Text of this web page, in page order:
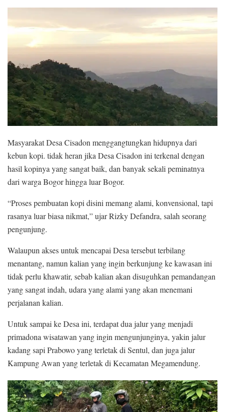
Masyarakat Desa Cisadon menggangtungkan hidupnya dari
kebun kopi. tidak heran jika Desa Cisadon ini terkenal dengan
hasil kopinya yang sangat baik, dan banyak sekali peminatnya
dari warga Bogor hingga luar Bogor.
“Proses pembuatan kopi disini memang alami, konvensional, tapi
rasanya luar biasa nikmat,” ujar Rizky Defandra, salah seorang
pengunjung.
Walaupun akses untuk mencapai Desa tersebut terbilang
menantang, namun kalian yang ingin berkunjung ke kawasan ini
tidak perlu khawatir, sebab kalian akan disuguhkan pemandangan
yang sangat indah, udara yang alami yang akan menemani
perjalanan kalian.
Untuk sampai ke Desa ini, terdapat dua jalur yang menjadi
primadona wisatawan yang ingin mengunjunginya, yakin jalur
kadang sapi Prabowo yang terletak di Sentul, dan juga jalur
Kampung Awan yang terletak di Kecamatan Megamendung.